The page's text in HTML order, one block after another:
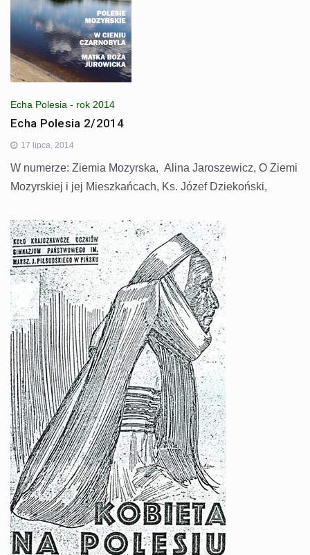
Echa Polesia - rok 2014
Echa Polesia 2/2014
17 lipca, 2014
W numerze: Ziemia Mozyrska, Alina Jaroszewicz, O Ziemi
Mozyrskiej i jej Mieszkańcach, Ks. Józef Dziekoński,